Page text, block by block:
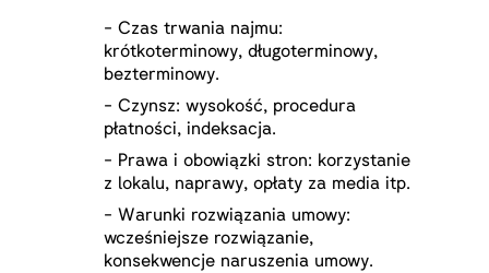
- Czas trwania najmu:
krótkoterminowy, długoterminowy,
bezterminowy.
- Czynsz: wysokość, procedura
płatności, indeksacja.
- Prawa i obowiązki stron: korzystanie
z lokalu, naprawy, opłaty za media itp.
- Warunki rozwiązania umowy:
wcześniejsze rozwiązanie,
konsekwencje naruszenia umowy.